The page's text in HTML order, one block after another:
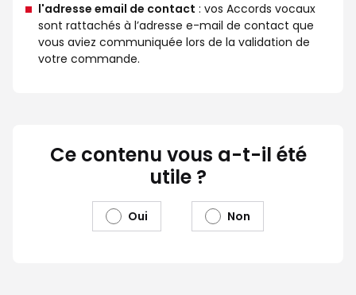
l'adresse email de contact : vos Accords vocaux
sont rattachés à l’adresse e-mail de contact que
vous aviez communiquée lors de la validation de
votre commande.
Ce contenu vous a-t-il été
utile ?
Oui Non